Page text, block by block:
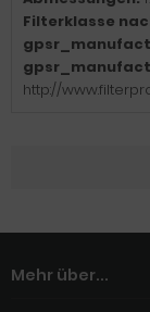
Filterklasse
http://
Mehr über...